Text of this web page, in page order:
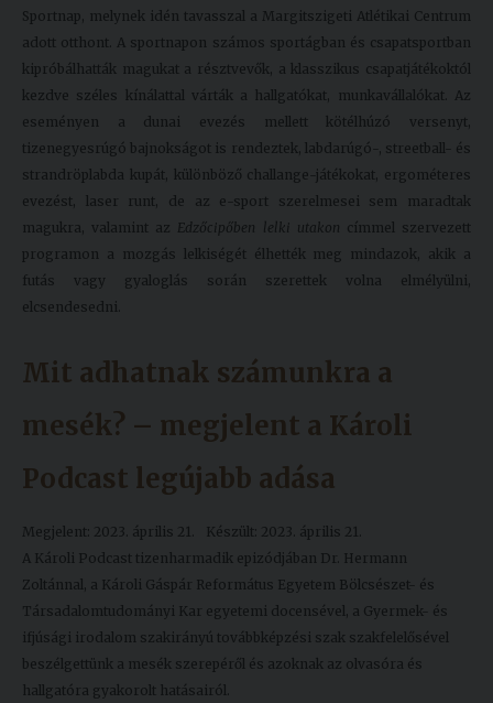
Sportnap, melynek idén tavasszal a Margitszigeti Atlétikai Centrum
adott otthont. A sportnapon számos sportágban és csapatsportban
kipróbálhatták magukat a résztvevők, a klasszikus csapatjátékoktól
kezdve széles kínálattal várták a hallgatókat, munkavállalókat. Az
eseményen a dunai evezés mellett kötélhúzó versenyt,
tizenegyesrúgó bajnokságot is rendeztek, labdarúgó-, streetball- és
strandröplabda kupát, különböző challange-játékokat, ergométeres
evezést, laser runt, de az e-sport szerelmesei sem maradtak
magukra, valamint az Edzőcipőben lelki utakon címmel szervezett
programon a mozgás lelkiségét élhették meg mindazok, akik a
futás vagy gyaloglás során szerettek volna elmélyülni,
elcsendesedni.
Mit adhatnak számunkra a
mesék? – megjelent a Károli
Podcast legújabb adása
Megjelent: 2023. április 21.
Készült: 2023. április 21.
A Károli Podcast tizenharmadik epizódjában Dr. Hermann
Zoltánnal, a Károli Gáspár Református Egyetem Bölcsészet- és
Társadalomtudományi Kar egyetemi docensével, a Gyermek- és
ifjúsági irodalom szakirányú továbbképzési szak szakfelelősével
beszélgettünk a mesék szerepéről és azoknak az olvasóra és
hallgatóra gyakorolt hatásairól.